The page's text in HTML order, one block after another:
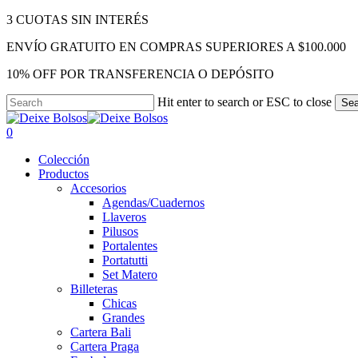
Skip
main
3 CUOTAS SIN INTERÉS
ENVÍO GRATUITO EN COMPRAS SUPERIORES A $100.000
10% OFF POR TRANSFERENCIA O DEPÓSITO
Hit enter to search or ESC to close
Close
Search
search
account
0
Colección
Productos
Accesorios
Agendas/Cuadernos
Llaveros
Pilusos
Portalentes
Portatutti
Set Matero
Billeteras
Chicas
Grandes
Cartera Bali
Cartera Praga